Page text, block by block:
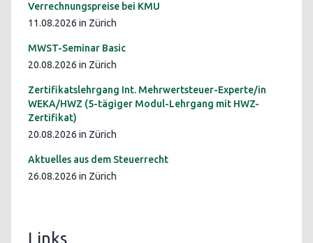
Verrechnungspreise bei KMU
11.08.2026 in Zürich
MWST-Seminar Basic
20.08.2026 in Zürich
Zertifikatslehrgang Int. Mehrwertsteuer-Experte/in
WEKA/HWZ (5-tägiger Modul-Lehrgang mit HWZ-
Zertifikat)
20.08.2026 in Zürich
Aktuelles aus dem Steuerrecht
26.08.2026 in Zürich
Links